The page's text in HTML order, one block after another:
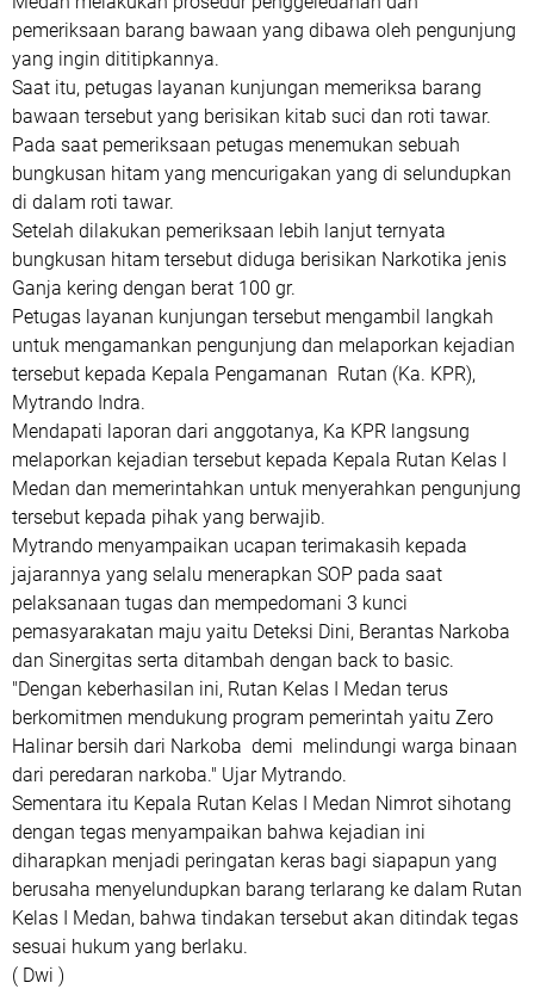
pemeriksaan barang bawaan yang dibawa oleh pengunjung
yang ingin dititipkannya.
Saat itu, petugas layanan kunjungan memeriksa barang
bawaan tersebut yang berisikan kitab suci dan roti tawar.
Pada saat pemeriksaan petugas menemukan sebuah
bungkusan hitam yang mencurigakan yang di selundupkan
di dalam roti tawar.
Setelah dilakukan pemeriksaan lebih lanjut ternyata
bungkusan hitam tersebut diduga berisikan Narkotika jenis
Ganja kering dengan berat 100 gr.
Petugas layanan kunjungan tersebut mengambil langkah
untuk mengamankan pengunjung dan melaporkan kejadian
tersebut kepada Kepala Pengamanan Rutan (Ka. KPR),
Mytrando Indra.
Mendapati laporan dari anggotanya, Ka KPR langsung
melaporkan kejadian tersebut kepada Kepala Rutan Kelas I
Medan dan memerintahkan untuk menyerahkan pengunjung
tersebut kepada pihak yang berwajib.
Mytrando menyampaikan ucapan terimakasih kepada
jajarannya yang selalu menerapkan SOP pada saat
pelaksanaan tugas dan mempedomani 3 kunci
pemasyarakatan maju yaitu Deteksi Dini, Berantas Narkoba
dan Sinergitas serta ditambah dengan back to basic.
"Dengan keberhasilan ini, Rutan Kelas I Medan terus
berkomitmen mendukung program pemerintah yaitu Zero
Halinar bersih dari Narkoba demi melindungi warga binaan
dari peredaran narkoba." Ujar Mytrando.
Sementara itu Kepala Rutan Kelas I Medan Nimrot sihotang
dengan tegas menyampaikan bahwa kejadian ini
diharapkan menjadi peringatan keras bagi siapapun yang
berusaha menyelundupkan barang terlarang ke dalam Rutan
Kelas I Medan, bahwa tindakan tersebut akan ditindak tegas
sesuai hukum yang berlaku.
( Dwi )